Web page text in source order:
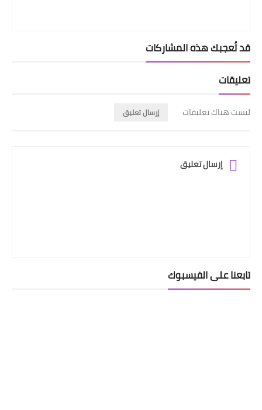
قد تُعجبك هذه المشاركات
تعليقات
ليست هناك تعليقات إرسال تعليق
إرسال تعليق
تابعنا على الفيسبوك